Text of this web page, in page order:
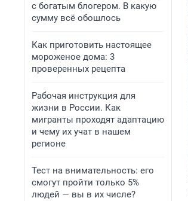
с богатым блогером. В какую
сумму всё обошлось
Как приготовить настоящее
мороженое дома: 3
проверенных рецепта
Рабочая инструкция для
жизни в России. Как
мигранты проходят адаптацию
и чему их учат в нашем
регионе
Тест на внимательность: его
смогут пройти только 5%
людей — вы в их числе?